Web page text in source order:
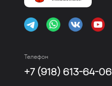
Телефон
+7 (918) 613-64-06